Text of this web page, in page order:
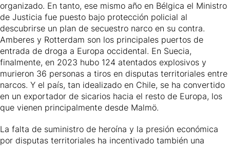
organizado. En tanto, ese mismo año en Bélgica el Ministro
de Justicia fue puesto bajo protección policial al
descubrirse un plan de secuestro narco en su contra.
Amberes y Rotterdam son los principales puertos de
entrada de droga a Europa occidental. En Suecia,
finalmente, en 2023 hubo 124 atentados explosivos y
murieron 36 personas a tiros en disputas territoriales entre
narcos. Y el país, tan idealizado en Chile, se ha convertido
en un exportador de sicarios hacia el resto de Europa, los
que vienen principalmente desde Malmö.
La falta de suministro de heroína y la presión económica
por disputas territoriales ha incentivado también una